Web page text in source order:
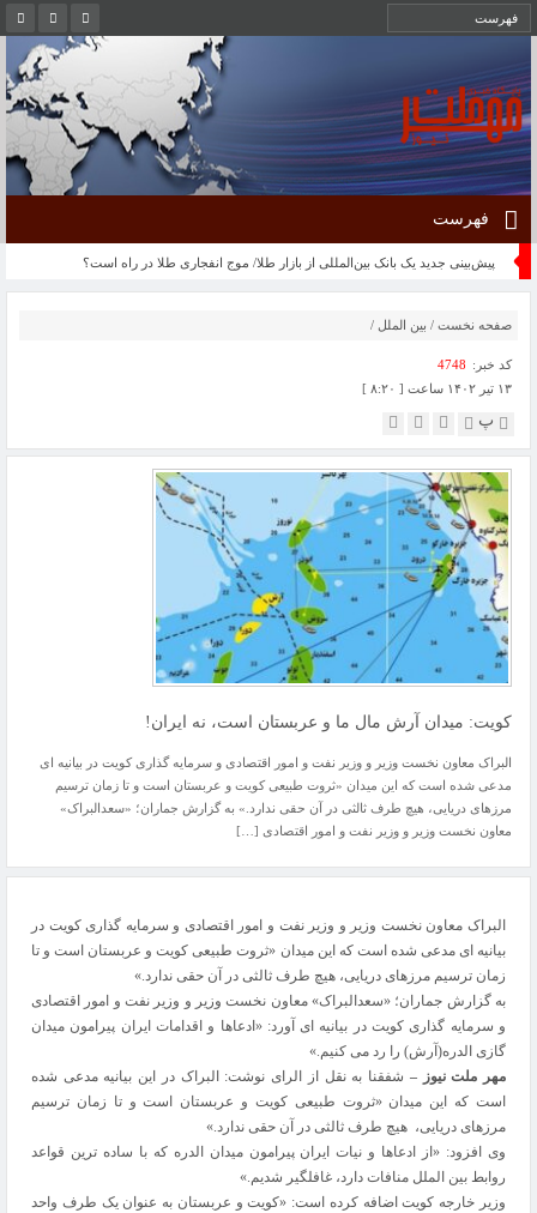
فهرست
پیش‌بینی جدید یک بانک بین‌المللی از بازار طلا/ موج انفجاری طلا در راه است؟
صفحه نخست / بین الملل /
کد خبر: 4748
۱۳ تیر ۱۴۰۲ ساعت [ ۸:۲۰ ]
پ
کویت: میدان آرش مال ما و عربستان است، نه ایران!
البراک معاون نخست وزیر و وزیر نفت و امور اقتصادی و سرمایه گذاری کویت در بیانیه ای
مدعی شده است که این میدان «ثروت طبیعی کویت و عربستان است و تا زمان ترسیم
مرزهای دریایی، هیچ طرف ثالثی در آن حقی ندارد.» به گزارش جماران؛ «سعدالبراک»
معاون نخست وزیر و وزیر نفت و امور اقتصادی […]
البراک معاون نخست وزیر و وزیر نفت و امور اقتصادی و سرمایه گذاری کویت در
بیانیه ای مدعی شده است که این میدان «ثروت طبیعی کویت و عربستان است و تا
زمان ترسیم مرزهای دریایی، هیچ طرف ثالثی در آن حقی ندارد.»
به گزارش جماران؛ «سعدالبراک» معاون نخست وزیر و وزیر نفت و امور اقتصادی
و سرمایه گذاری کویت در بیانیه ای آورد: «ادعاها و اقدامات ایران پیرامون میدان
گازی الدره(آرش) را رد می کنیم.»
مهر ملت نیوز – شفقنا به نقل از الرای نوشت: البراک در این بیانیه مدعی شده
است که این میدان «ثروت طبیعی کویت و عربستان است و تا زمان ترسیم
مرزهای دریایی، هیچ طرف ثالثی در آن حقی ندارد.»
وی افزود: «از ادعاها و نیات ایران پیرامون میدان الدره که با ساده ترین قواعد
روابط بین الملل منافات دارد، غافلگیر شدیم.»
وزیر خارجه کویت اضافه کرده است: «کویت و عربستان به عنوان یک طرف واحد